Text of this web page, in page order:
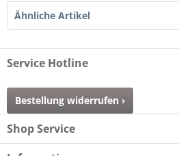
Ähnliche Artikel
Service Hotline
Bestellung widerrufen ›
Shop Service